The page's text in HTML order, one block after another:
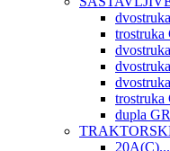
trostruka
dupla